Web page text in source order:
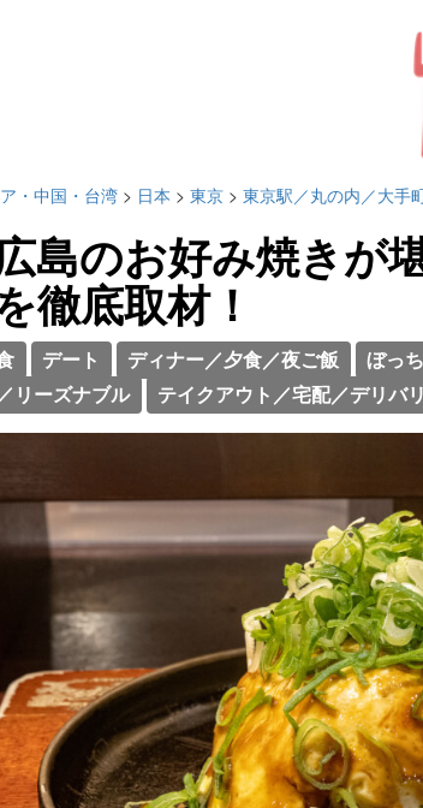
・中国・台湾 > 日本 > 東京 > 東京駅／丸の内／大手
島のお好み焼きが
徹底取材！
デート ディナー／夕食／夜ご飯 ぼっ
リーズナブル
テイクアウト／宅配／デリバ